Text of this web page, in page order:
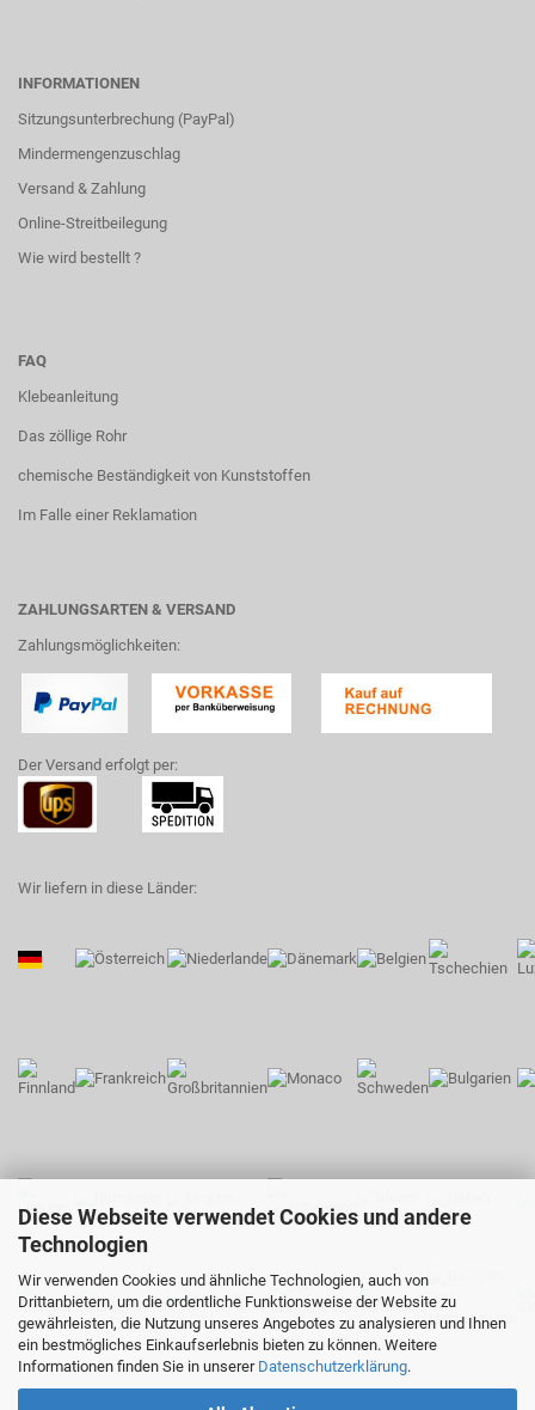
Diese Webseite verwendet Cookies und andere
Technologien
Wir verwenden Cookies und ähnliche Technologien, auch von
Drittanbietern, um die ordentliche Funktionsweise der Website zu
gewährleisten, die Nutzung unseres Angebotes zu analysieren und Ihnen
ein bestmögliches Einkaufserlebnis bieten zu können. Weitere
Informationen finden Sie in unserer Datenschutzerklärung.
INFORMATIONEN
Sitzungsunterbrechung (PayPal)
Mindermengenzuschlag
Versand & Zahlung
Online-Streitbeilegung
Wie wird bestellt ?
FAQ
Klebeanleitung
Das zöllige Rohr
chemische Beständigkeit von Kunststoffen
Im Falle einer Reklamation
ZAHLUNGSARTEN & VERSAND
Zahlungsmöglichkeiten:
Der Versand erfolgt per:
Wir liefern in diese Länder: